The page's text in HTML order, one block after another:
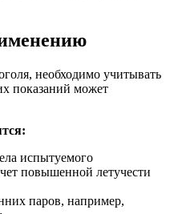
необходимо учитывать
показаний может
испытуемого
повышенной летучести
паров, например,